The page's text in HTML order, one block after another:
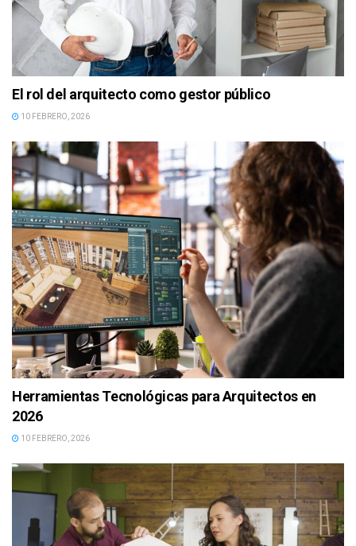
El rol del arquitecto como gestor público
10 FEBRERO, 2026
Herramientas Tecnológicas para Arquitectos en
2026
10 FEBRERO, 2026